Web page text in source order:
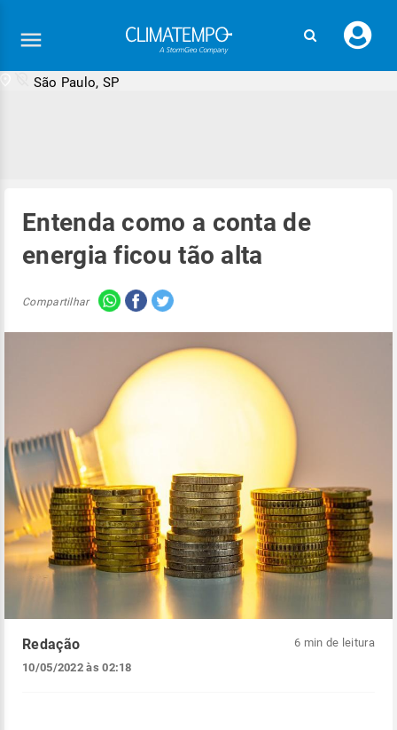
seu
São Paulo, SP
Entenda como a conta de
energia ficou tão alta
Compartilhar
Redação
10/05/2022 às 02:18
6 min de leitura